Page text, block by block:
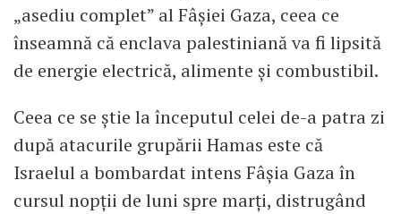
„asediu complet” al Fâşiei Gaza, ceea ce
înseamnă că enclava palestiniană va fi lipsită
de energie electrică, alimente şi combustibil.
Ceea ce se știe la începutul celei de-a patra zi
după atacurile grupării Hamas este că
Israelul a bombardat intens Fâşia Gaza în
cursul nopţii de luni spre marţi, distrugând